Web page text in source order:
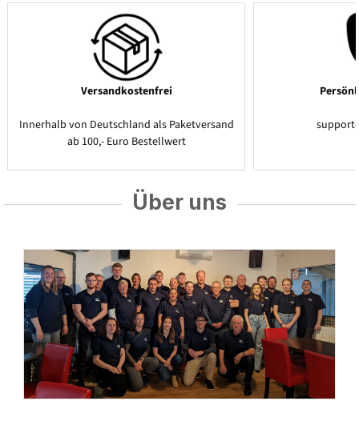
Versandkostenfrei
Innerhalb von Deutschland als Paketversand
ab 100,- Euro Bestellwert
Über uns